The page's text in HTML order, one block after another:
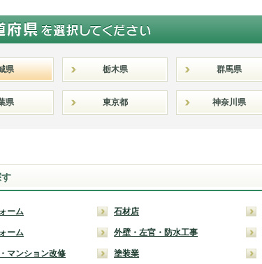
県 栃木県 群馬県
県 東京都 神奈川県
ーム
ーム
マンション改修
石材店
外壁・左官・防水工事
塗装業